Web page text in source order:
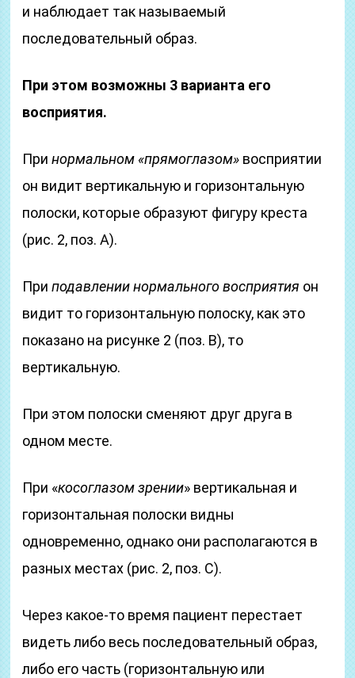
и наблюдает так называемый
последовательный образ.
При этом возможны 3 варианта его
восприятия.
Принормальном «прямоглазом» восприятии
он видит вертикальную и горизонтальную
полоски, которые образуют фигуру креста
(рис. 2, поз. А).
Приподавлении нормального восприятия он
видит то горизонтальную полоску, как это
показано на рисунке 2 (поз. В), то
вертикальную.
При этом полоски сменяют друг друга в
одном месте.
При «косоглазом зрении» вертикальная и
горизонтальная полоски видны
одновременно, однако они располагаются в
разных местах (рис. 2, поз. С).
Через какое-то время пациент перестает
видеть либо весь последовательный образ,
либо его часть (горизонтальную или